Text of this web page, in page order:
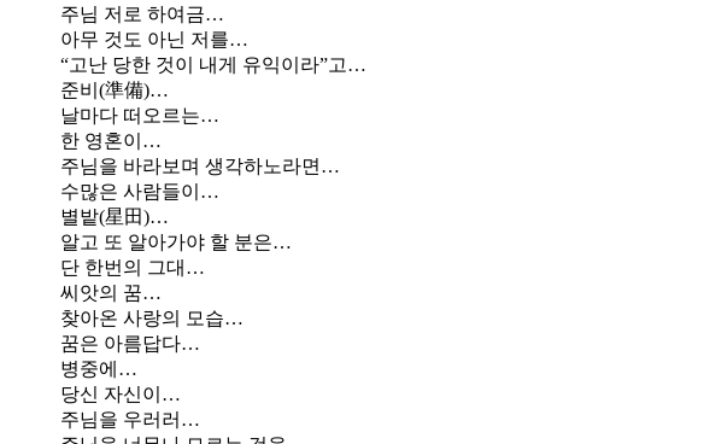
주님 저로 하여금…
아무 것도 아닌 저를…
“고난 당한 것이 내게 유익이라”고…
준비(準備)…
날마다 떠오르는…
한 영혼이…
주님을 바라보며 생각하노라면…
수많은 사람들이…
별밭(星田)…
알고 또 알아가야 할 분은…
단 한번의 그대…
씨앗의 꿈…
찾아온 사랑의 모습…
꿈은 아름답다…
병중에…
당신 자신이…
주님을 우러러…